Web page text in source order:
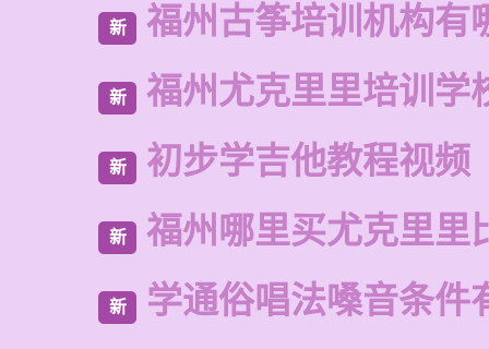
新 福州古筝培训机构有
新 福州尤克里里培训学
新 初步学吉他教程视频
新 福州哪里买尤克里里
新 学通俗唱法嗓音条件